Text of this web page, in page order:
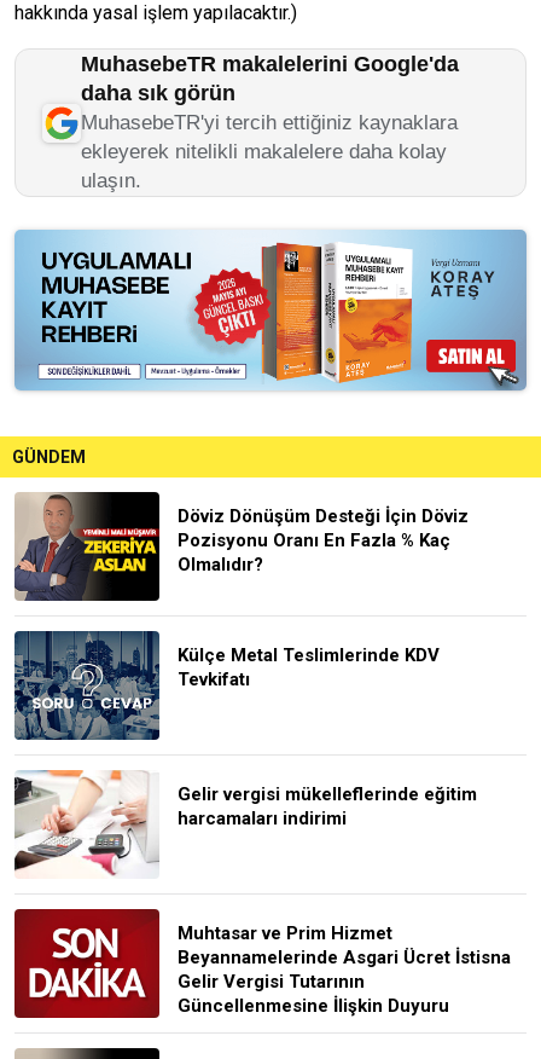
hakkında yasal işlem yapılacaktır.)
MuhasebeTR makalelerini Google'da
daha sık görün
MuhasebeTR'yi tercih ettiğiniz kaynaklara
ekleyerek nitelikli makalelere daha kolay
ulaşın.
GÜNDEM
Döviz Dönüşüm Desteği İçin Döviz
Pozisyonu Oranı En Fazla % Kaç
Olmalıdır?
Külçe Metal Teslimlerinde KDV
Tevkifatı
Gelir vergisi mükelleflerinde eğitim
harcamaları indirimi
Muhtasar ve Prim Hizmet
Beyannamelerinde Asgari Ücret İstisna
Gelir Vergisi Tutarının
Güncellenmesine İlişkin Duyuru